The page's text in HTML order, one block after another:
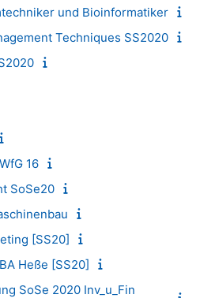
und Bioinformatiker
Techniques SS2020
16
SoSe20
[SS20]
Heße [SS20]
SoSe 2020 Inv_u_Fin